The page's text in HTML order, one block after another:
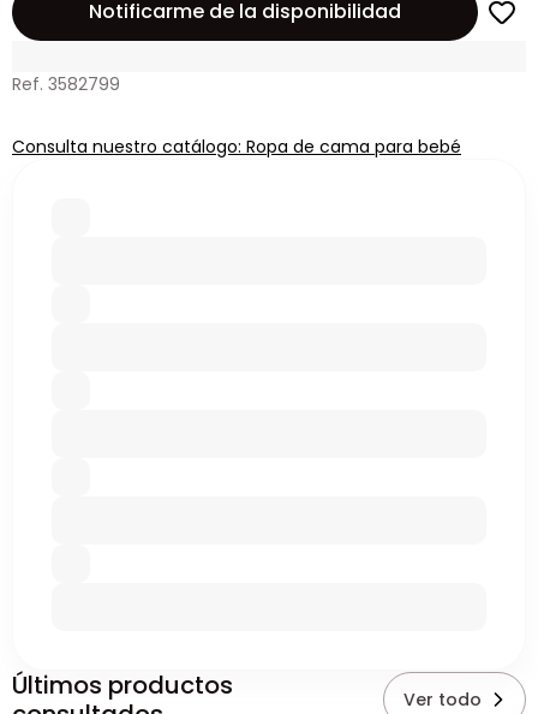
Notificarme de la disponibilidad
Ref. 3582799
Consulta nuestro catálogo: Ropa de cama para bebé
Últimos productos
Ver todo